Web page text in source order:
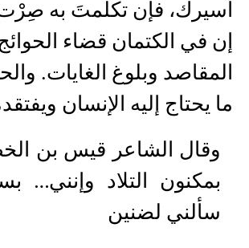
أسيرك، فإن تكلَّمتَ به
إن في الكتمان قضاء
المقاصد وبلوغ الغايات.
ما يحتاج إليه الإنسان
وقال الشاعر قيس بن
بمكنون التلاد وإنني…
سألني لضنين